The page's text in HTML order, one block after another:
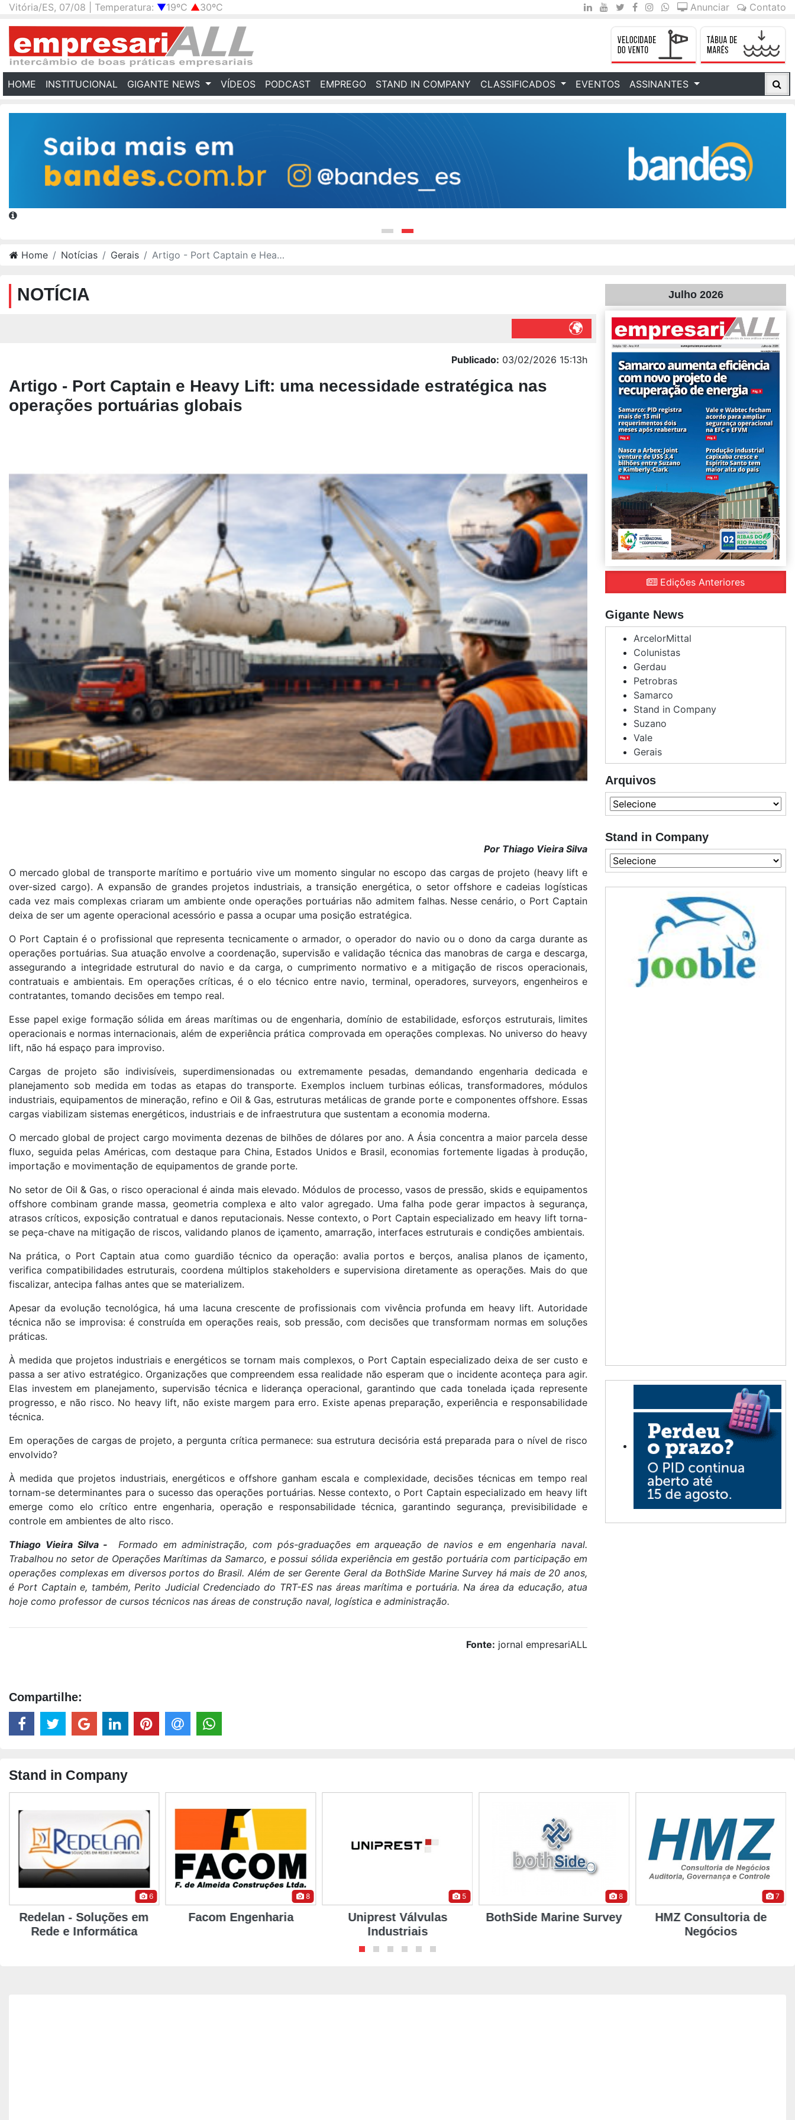
Vitória/ES, 07/08 | Temperatura: ▼19ºC ▲30ºC Anunciar Contato
HOME (CURRENT)
INSTITUCIONAL GIGANTE NEWS VÍDEOS PODCAST EMPREGO STAND IN COMPANY CLASSIFICADOS EVENTOS ASSINANTES
Home Notícias Gerais Artigo - Port Captain e Heavy Lift: uma necessidade estratégica nas operações portuárias globais
NOTÍCIA
Publicado: 03/02/2026 15:13h
Artigo - Port Captain e Heavy Lift: uma necessidade estratégica nas
operações portuárias globais
Por Thiago Vieira Silva
O mercado global de transporte marítimo e portuário vive um momento singular no escopo das cargas de projeto (heavy lift e
over-sized cargo). A expansão de grandes projetos industriais, a transição energética, o setor offshore e cadeias logísticas
cada vez mais complexas criaram um ambiente onde operações portuárias não admitem falhas. Nesse cenário, o Port Captain
deixa de ser um agente operacional acessório e passa a ocupar uma posição estratégica.
O Port Captain é o profissional que representa tecnicamente o armador, o operador do navio ou o dono da carga durante as
operações portuárias. Sua atuação envolve a coordenação, supervisão e validação técnica das manobras de carga e descarga,
assegurando a integridade estrutural do navio e da carga, o cumprimento normativo e a mitigação de riscos operacionais,
contratuais e ambientais. Em operações críticas, é o elo técnico entre navio, terminal, operadores, surveyors, engenheiros e
contratantes, tomando decisões em tempo real.
Esse papel exige formação sólida em áreas marítimas ou de engenharia, domínio de estabilidade, esforços estruturais, limites
operacionais e normas internacionais, além de experiência prática comprovada em operações complexas. No universo do heavy
lift, não há espaço para improviso.
Cargas de projeto são indivisíveis, superdimensionadas ou extremamente pesadas, demandando engenharia dedicada e
planejamento sob medida em todas as etapas do transporte. Exemplos incluem turbinas eólicas, transformadores, módulos
industriais, equipamentos de mineração, refino e Oil & Gas, estruturas metálicas de grande porte e componentes offshore. Essas
cargas viabilizam sistemas energéticos, industriais e de infraestrutura que sustentam a economia moderna.
O mercado global de project cargo movimenta dezenas de bilhões de dólares por ano. A Ásia concentra a maior parcela desse
fluxo, seguida pelas Américas, com destaque para China, Estados Unidos e Brasil, economias fortemente ligadas à produção,
importação e movimentação de equipamentos de grande porte.
No setor de Oil & Gas, o risco operacional é ainda mais elevado. Módulos de processo, vasos de pressão, skids e equipamentos
offshore combinam grande massa, geometria complexa e alto valor agregado. Uma falha pode gerar impactos à segurança,
atrasos críticos, exposição contratual e danos reputacionais. Nesse contexto, o Port Captain especializado em heavy lift torna-
se peça-chave na mitigação de riscos, validando planos de içamento, amarração, interfaces estruturais e condições ambientais.
Na prática, o Port Captain atua como guardião técnico da operação: avalia portos e berços, analisa planos de içamento,
verifica compatibilidades estruturais, coordena múltiplos stakeholders e supervisiona diretamente as operações. Mais do que
fiscalizar, antecipa falhas antes que se materializem.
Apesar da evolução tecnológica, há uma lacuna crescente de profissionais com vivência profunda em heavy lift. Autoridade
técnica não se improvisa: é construída em operações reais, sob pressão, com decisões que transformam normas em soluções
práticas.
À medida que projetos industriais e energéticos se tornam mais complexos, o Port Captain especializado deixa de ser custo e
passa a ser ativo estratégico. Organizações que compreendem essa realidade não esperam que o incidente aconteça para agir.
Elas investem em planejamento, supervisão técnica e liderança operacional, garantindo que cada tonelada içada represente
progresso, e não risco. No heavy lift, não existe margem para erro. Existe apenas preparação, experiência e responsabilidade
técnica.
Em operações de cargas de projeto, a pergunta crítica permanece: sua estrutura decisória está preparada para o nível de risco
envolvido?
À medida que projetos industriais, energéticos e offshore ganham escala e complexidade, decisões técnicas em tempo real
tornam-se determinantes para o sucesso das operações portuárias. Nesse contexto, o Port Captain especializado em heavy lift
emerge como elo crítico entre engenharia, operação e responsabilidade técnica, garantindo segurança, previsibilidade e
controle em ambientes de alto risco.
Thiago Vieira Silva -
Formado em administração, com pós-graduações em arqueação de navios e em engenharia naval.
Trabalhou no setor de Operações Marítimas da Samarco, e possui sólida experiência em gestão portuária com participação em
operações complexas em diversos portos do Brasil. Além de ser Gerente Geral da BothSide Marine Survey há mais de 20 anos,
é Port Captain e, também, Perito Judicial Credenciado do TRT-ES nas áreas marítima e portuária. Na área da educação, atua
hoje como professor de cursos técnicos nas áreas de construção naval, logística e administração.
Fonte: jornal empresariALL
Compartilhe:
Julho 2026
Edições Anteriores
Gigante News
ArcelorMittal
Colunistas
Gerdau
Petrobras
Samarco
Stand in Company
Suzano
Vale
Gerais
Arquivos
Stand in Company
Stand in Company
8
Facom Engenharia
5
Uniprest Válvulas
8
BothSide Marine Survey
7
HMZ Consultoria de
8
SEOPES Training